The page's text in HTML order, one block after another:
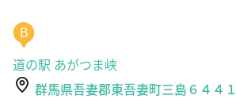
B
道の駅 あがつま峡
群馬県吾妻郡東吾妻町三島６４４１